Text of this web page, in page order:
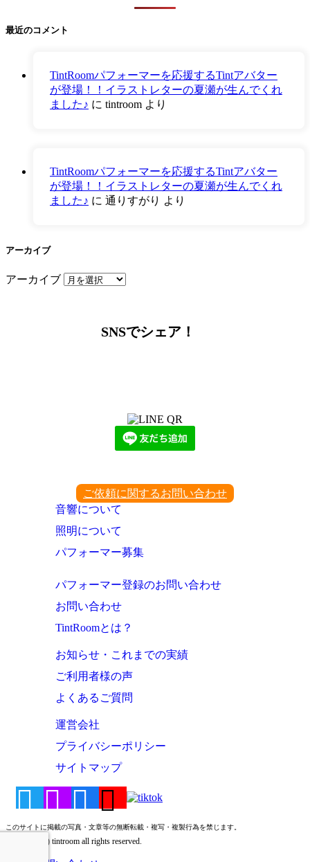
最近のコメント
TintRoomパフォーマーを応援するTintアバター
が登場！！イラストレターの夏瀬が生んでくれ
ました♪ に tintroom より
TintRoomパフォーマーを応援するTintアバター
が登場！！イラストレターの夏瀬が生んでくれ
ました♪ に 通りすがり より
アーカイブ
アーカイブ
SNSでシェア！
ご依頼に関するお問い合わせ
音響について
照明について
パフォーマー募集
パフォーマー登録のお問い合わせ
お問い合わせ
TintRoomとは？
お知らせ・これまでの実績
ご利用者様の声
よくあるご質問
運営会社
プライバシーポリシー
サイトマップ
このサイトに掲載の写真・文章等の無断転載・複写・複製行為を禁じます。
Copyright (c) tintroom all rights reserved.